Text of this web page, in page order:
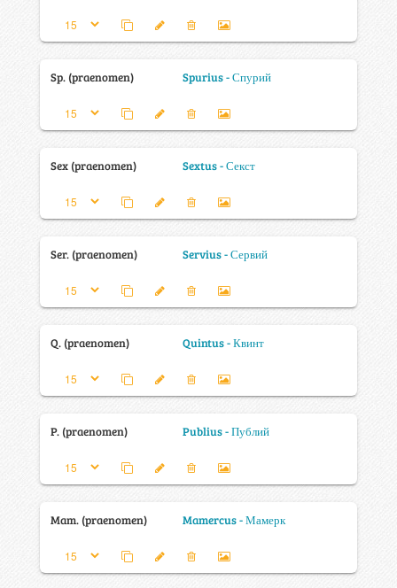
Sp. (praenomen) Spurius - Спурий
Sex (praenomen) Sextus - Секст
Ser. (praenomen) Servius - Сервий
Q. (praenomen) Quintus - Квинт
P. (praenomen) Publius - Публий
Mam. (praenomen) Mamercus - Мамерк